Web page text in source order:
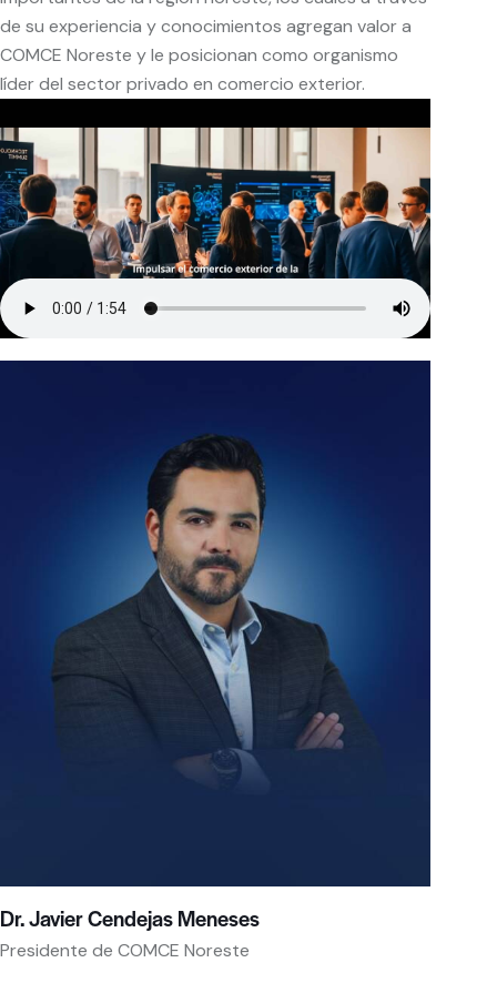
de su experiencia y conocimientos agregan valor a
COMCE Noreste y le posicionan como organismo
líder del sector privado en comercio exterior.
Dr. Javier Cendejas Meneses
Presidente de COMCE Noreste